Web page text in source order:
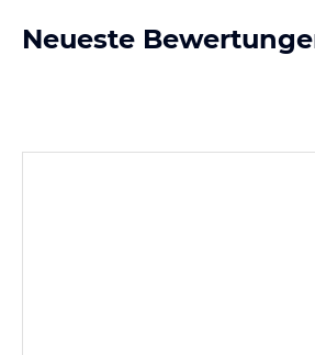
Neueste